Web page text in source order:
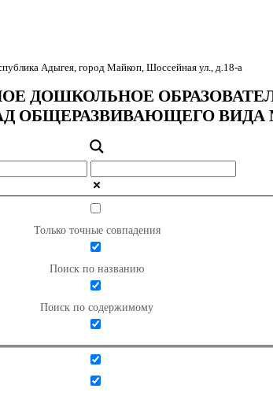
Адыгея, город Майкоп, Шоссейная ул., д.18-а
ДОШКОЛЬНОЕ
ОБЩЕРАЗВИВАЮЩЕГО ВИДА
Только точные совпадения
Поиск по названию
Поиск по содержимому